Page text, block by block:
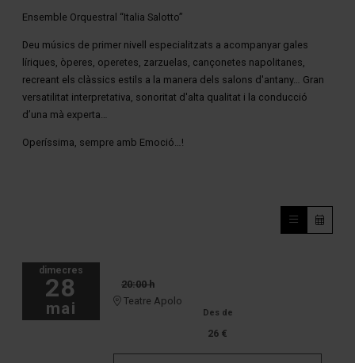
Ensemble Orquestral “Italia Salotto”
Deu músics de primer nivell especialitzats a acompanyar gales
líriques, òperes, operetes, zarzuelas, cançonetes napolitanes,
recreant els clàssics estils a la manera dels salons d'antany… Gran
versatilitat interpretativa, sonoritat d'alta qualitat i la conducció
d’una mà experta…
Operíssima, sempre amb Emoció…!
dimecres
28
mai
20:00 h
Teatre Apolo
Des de
26 €